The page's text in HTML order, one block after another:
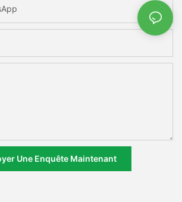
Une Enquête Maintenant